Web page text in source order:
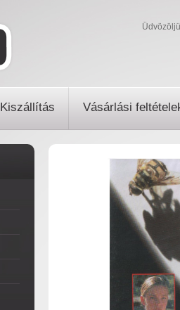
Kiszállítás Vásárlási